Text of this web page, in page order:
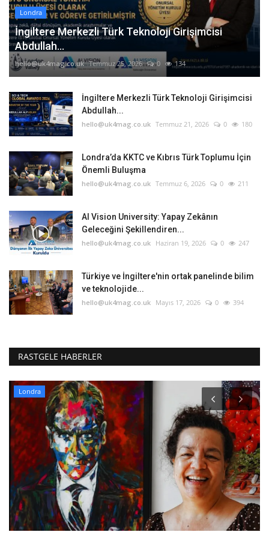
Londra
İngiltere Merkezli Türk Teknoloji Girişimcisi
Abdullah...
hello@uk4mag.co.uk Temmuz 25, 2026 0 134
İngiltere Merkezli Türk Teknoloji Girişimcisi
Abdullah...
hello@uk4mag.co.uk Temmuz 21, 2026 0 180
Londra’da KKTC ve Kıbrıs Türk Toplumu İçin
Önemli Buluşma
hello@uk4mag.co.uk Temmuz 6, 2026 0 211
AI Vision University: Yapay Zekânın
Geleceğini Şekillendiren...
hello@uk4mag.co.uk Haziran 19, 2026 0 247
Türkiye ve İngiltere'nin ortak panelinde bilim
ve teknolojide...
hello@uk4mag.co.uk Mayıs 17, 2026 0 394
RASTGELE HABERLER
Londra